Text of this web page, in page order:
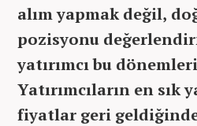
alım yapmak değil,
pozisyonu
yatırımcı bu
Yatırımcıların en sık
fiyatlar geri geldiğinde